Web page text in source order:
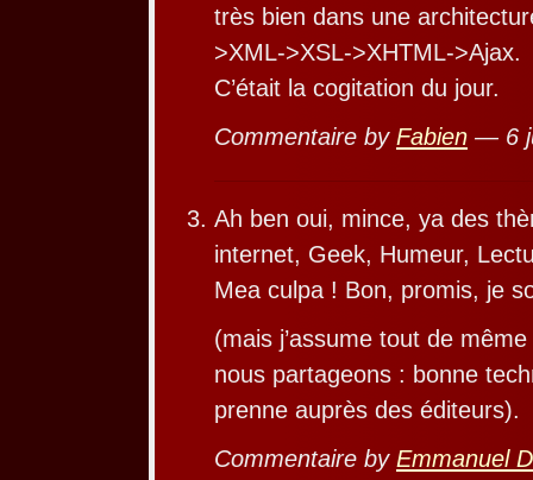
très bien dans une
>XML->XSL->XHTML->Ajax.
C’était la cogitation du jour.
Commentaire by Fabien — 6
Ah ben oui, mince, ya des
internet, Geek, Humeur,
Mea culpa ! Bon, promis, je
(mais j’assume tout de
nous partageons : bonne
prenne auprès des éditeurs).
Commentaire by Emmanuel